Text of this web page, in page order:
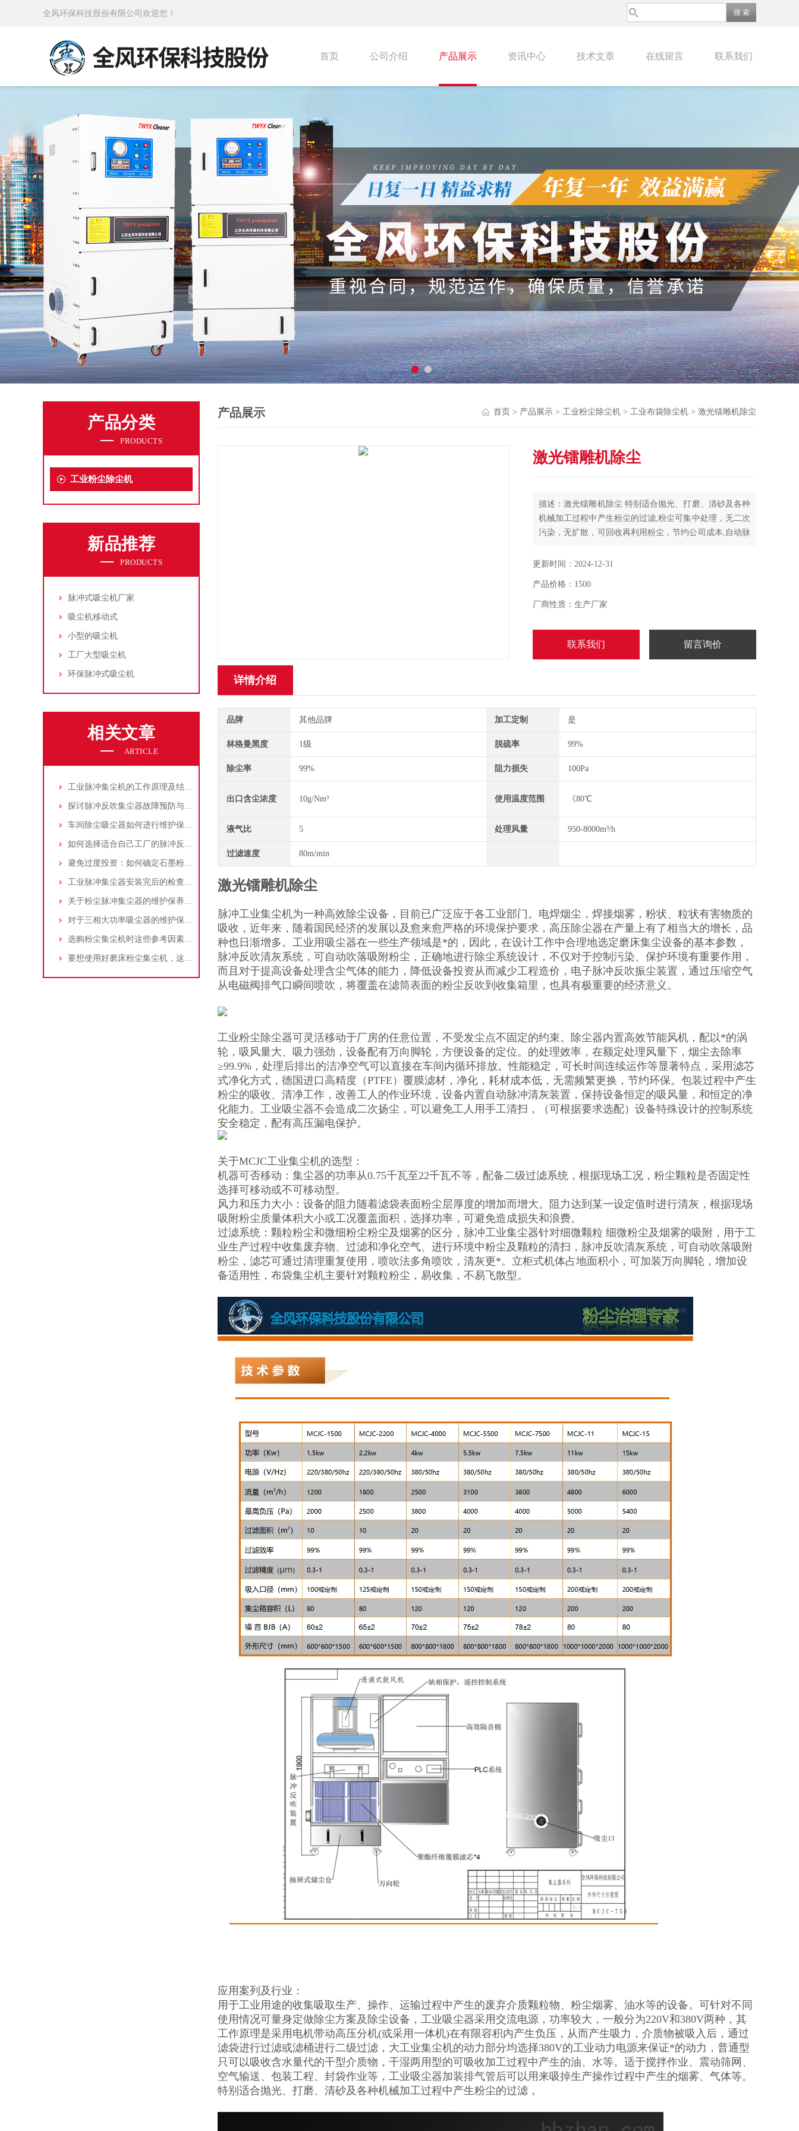
全风环保科技股份有限公司欢迎您！
首页 公司介绍 产品展示 资讯中心 技术文章 在线留言 联系我们
产品分类
PRODUCTS
工业粉尘除尘机
新品推荐
PRODUCTS
脉冲式吸尘机厂家
吸尘机移动式
小型的吸尘机
工厂大型吸尘机
环保脉冲式吸尘机
相关文章
ARTICLE
工业脉冲集尘机的工作原理及结构特点说明
探讨脉冲反吹集尘器故障预防与维护要点
车间除尘吸尘器如何进行维护保养？
如何选择适合自己工厂的脉冲反吹工业集尘器
避免过度投资：如何确定石墨粉尘除尘器的合理价格区间
工业脉冲集尘器安装完后的检查工作详解
关于粉尘脉冲集尘器的维护保养问题
对于三相大功率吸尘器的维护保养，你了解多少
选购粉尘集尘机时这些参考因素很重要！
要想使用好磨床粉尘集尘机，这些条件可不能少
产品展示 首页 > 产品展示 > 工业粉尘除尘机 > 工业布袋除尘机 > 激光镭雕机除尘
激光镭雕机除尘
描述：激光镭雕机除尘 特别适合抛光、打磨、清砂及各种
机械加工过程中产生粉尘的过滤,粉尘可集中处理，无二次
污染，无扩散，可回收再利用粉尘，节约公司成本,自动脉
器风阻，提高除尘效率
更新时间：2024-12-31
产品价格：1500
厂商性质：生产厂家
联系我们 留言询价
详情介绍
品牌 其他品牌 加工定制 是
林格曼黑度 1级 脱硫率 99%
除尘率 99% 阻力损失 100Pa
出口含尘浓度 10g/Nm³ 使用温度范围 《80℃
液气比 5 处理风量 950-8000m³/h
过滤速度 80m/min
激光镭雕机除尘
脉冲工业集尘机为一种高效除尘设备，目前已广泛应于各工业部门。电焊烟尘，焊接烟雾，粉状、粒状有害物质的
吸收，近年来，随着国民经济的发展以及愈来愈严格的环境保护要求，高压除尘器在产量上有了相当大的增长，品
种也日渐增多。工业用吸尘器在一些生产领域是*的，因此，在设计工作中合理地选定磨床集尘设备的基本参数，
脉冲反吹清灰系统，可自动吹落吸附粉尘，正确地进行除尘系统设计，不仅对于控制污染、保护环境有重要作用，
而且对于提高设备处理含尘气体的能力，降低设备投资从而减少工程造价，电子脉冲反吹振尘装置，通过压缩空气
从电磁阀排气口瞬间喷吹，将覆盖在滤筒表面的粉尘反吹到收集箱里，也具有极重要的经济意义。
工业粉尘除尘器可灵活移动于厂房的任意位置，不受发尘点不固定的约束。除尘器内置高效节能风机，配以*的涡
轮，吸风量大、吸力强劲，设备配有万向脚轮，方便设备的定位。的处理效率，在额定处理风量下，烟尘去除率
≥99.9%，处理后排出的洁净空气可以直接在车间内循环排放。性能稳定，可长时间连续运作等显著特点，采用滤芯
式净化方式，德国进口高精度（PTFE）覆膜滤材，净化，耗材成本低，无需频繁更换，节约环保。包装过程中产生
粉尘的吸收、清净工作，改善工人的作业环境，设备内置自动脉冲清灰装置，保持设备恒定的吸风量，和恒定的净
化能力。工业吸尘器不会造成二次扬尘，可以避免工人用手工清扫，（可根据要求选配）设备特殊设计的控制系统
安全稳定，配有高压漏电保护。
关于MCJC工业集尘机的选型：
机器可否移动：集尘器的功率从0.75千瓦至22千瓦不等，配备二级过滤系统，根据现场工况，粉尘颗粒是否固定性
选择可移动或不可移动型。
风力和压力大小：设备的阻力随着滤袋表面粉尘层厚度的增加而增大。阻力达到某一设定值时进行清灰，根据现场
吸附粉尘质量体积大小或工况覆盖面积，选择功率，可避免造成损失和浪费。
过滤系统：颗粒粉尘和微细粉尘粉尘及烟雾的区分，脉冲工业集尘器针对细微颗粒 细微粉尘及烟雾的吸附，用于工
业生产过程中收集废弃物、过滤和净化空气、进行环境中粉尘及颗粒的清扫，脉冲反吹清灰系统，可自动吹落吸附
粉尘，滤芯可通过清理重复使用，喷吹法多角喷吹，清灰更*。立柜式机体占地面积小，可加装万向脚轮，增加设
备适用性，布袋集尘机主要针对颗粒粉尘，易收集，不易飞散型。
应用案列及行业：
用于工业用途的收集吸取生产、操作、运输过程中产生的废弃介质颗粒物、粉尘烟雾、油水等的设备。可针对不同
使用情况可量身定做除尘方案及除尘设备，工业吸尘器采用交流电源，功率较大，一般分为220V和380V两种，其
工作原理是采用电机带动高压分机(或采用一体机)在有限容积内产生负压，从而产生吸力，介质物被吸入后，通过
滤袋进行过滤或滤桶进行二级过滤，大工业集尘机的动力部分均选择380V的工业动力电源来保证*的动力，普通型
只可以吸收含水量代的干型介质物，干湿两用型的可吸收加工过程中产生的油、水等。适于搅拌作业、震动筛网、
空气输送、包装工程、封袋作业等，工业吸尘器加装排气管后可以用来吸掉生产操作过程中产生的烟雾、气体等。
特别适合抛光、打磨、清砂及各种机械加工过程中产生粉尘的过滤，